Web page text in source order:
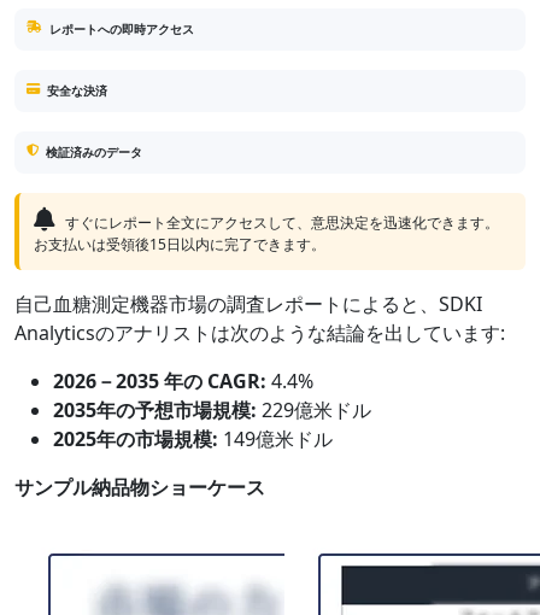
レポートへの即時アクセス
安全な決済
検証済みのデータ
すぐにレポート全文にアクセスして、意思決定を迅速化できます。
お支払いは受領後15日以内に完了できます。
自己血糖測定機器市場の調査レポートによると、SDKI
Analyticsのアナリストは次のような結論を出しています:
2026－2035 年の CAGR: 4.4%
2035年の予想市場規模: 229億米ドル
2025年の市場規模: 149億米ドル
サンプル納品物ショーケース